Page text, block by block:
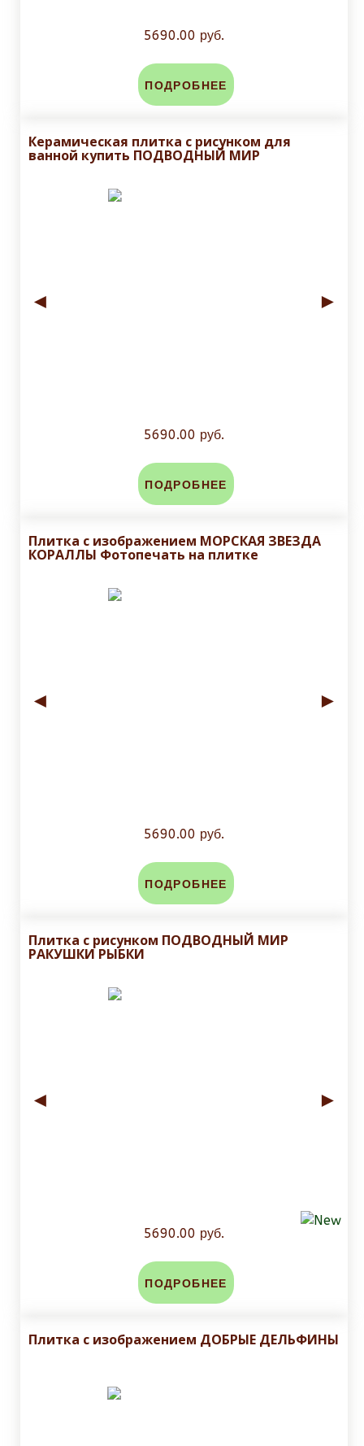
5690.00 руб.
ПОДРОБНЕЕ
Керамическая плитка с рисунком для
ванной купить ПОДВОДНЫЙ МИР
◄ ►
5690.00 руб.
ПОДРОБНЕЕ
Плитка с изображением МОРСКАЯ ЗВЕЗДА
КОРАЛЛЫ Фотопечать на плитке
◄ ►
5690.00 руб.
ПОДРОБНЕЕ
Плитка с рисунком ПОДВОДНЫЙ МИР
РАКУШКИ РЫБКИ
◄ ►
5690.00 руб.
ПОДРОБНЕЕ
Плитка с изображением ДОБРЫЕ ДЕЛЬФИНЫ